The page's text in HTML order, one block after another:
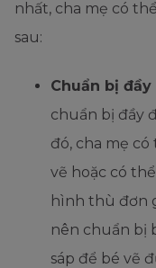
nhất, cha mẹ có
sau:
Chuẩn bị
chuẩn bị đầy
đó, cha mẹ
vẽ hoặc có
hình thù đơn
nên chuẩn bị
sáp để bé vẽ